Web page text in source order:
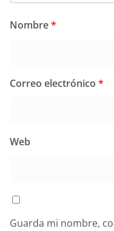
Nombre*
Correo electrónico *
Web
Guarda mi nombre,